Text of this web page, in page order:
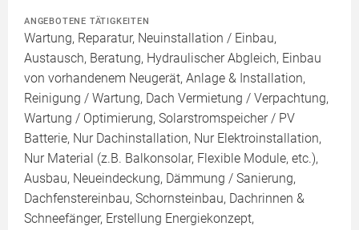
ANGEBOTENE TÄTIGKEITEN
Wartung, Reparatur, Neuinstallation / Einbau,
Austausch, Beratung, Hydraulischer Abgleich, Einbau
von vorhandenem Neugerät, Anlage & Installation,
Reinigung / Wartung, Dach Vermietung / Verpachtung,
Wartung / Optimierung, Solarstromspeicher / PV
Batterie, Nur Dachinstallation, Nur Elektroinstallation,
Nur Material (z.B. Balkonsolar, Flexible Module, etc.),
Ausbau, Neueindeckung, Dämmung / Sanierung,
Dachfenstereinbau, Schornsteinbau, Dachrinnen &
Schneefänger, Erstellung Energiekonzept,